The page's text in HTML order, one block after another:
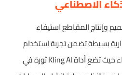
وإنتاج المقاطع استيفاء
بسيطة تضمن تجربة استخدام
آمنة ومستقرة لجميع الأبناء حيث تضع أداة Kling AI ثورة في